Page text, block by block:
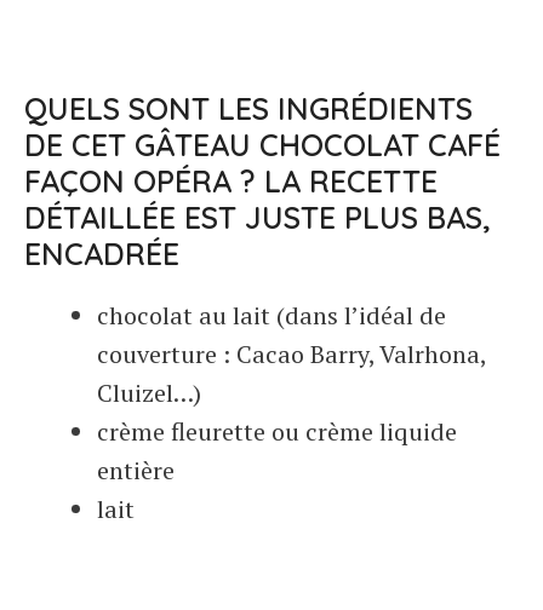
QUELS SONT LES INGRÉDIENTS
DE CET GÂTEAU CHOCOLAT CAFÉ
FAÇON OPÉRA ? LA RECETTE
DÉTAILLÉE EST JUSTE PLUS BAS,
ENCADRÉE
chocolat au lait (dans l’idéal de
couverture : Cacao Barry, Valrhona,
Cluizel…)
crème fleurette ou crème liquide
entière
lait